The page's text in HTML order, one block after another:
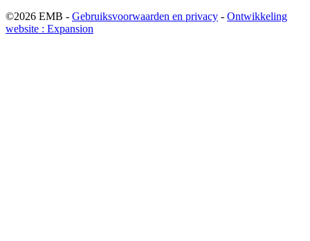
©2026 EMB - Gebruiksvoorwaarden en privacy - Ontwikkeling
website : Expansion